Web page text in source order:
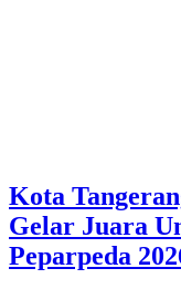
Kota
Gelar Juara
Peparpeda